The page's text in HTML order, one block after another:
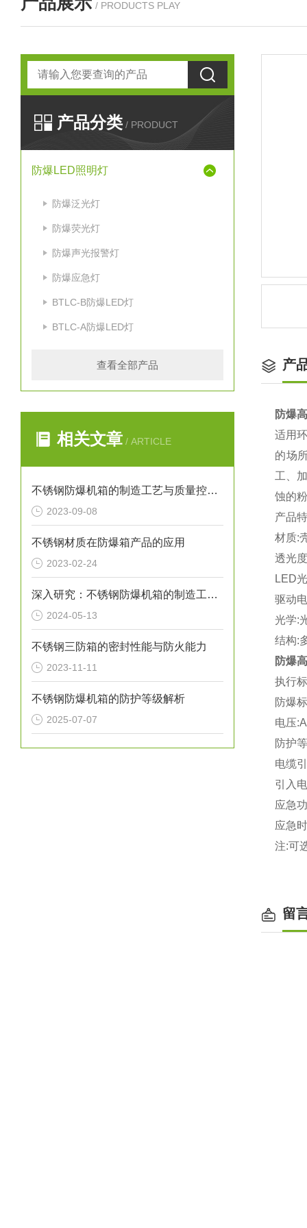
/ PRODUCTS PLAY
产品分类 / PRODUCT
防爆LED照明灯
防爆泛光灯
防爆荧光灯
防爆声光报警灯
防爆应急灯
BTLC-B防爆LED灯
BTLC-A防爆LED灯
查看全部产品
相关文章 / ARTICLE
不锈钢防爆机箱的制造工艺与质量控制要点
2023-09-08
不锈钢材质在防爆箱产品的应用
2023-02-24
深入研究：不锈钢防爆机箱的制造工艺与材料选择
2024-05-13
不锈钢三防箱的密封性能与防火能力
2023-11-11
不锈钢防爆机箱的防护等级解析
2025-07-07
产
防爆
适用
的场
工、
蚀的
产品
材质:
透光
LED
驱动
光学:
结构:
防爆
执行
防爆
电压
防护
电缆
引入
应急
应急
注:可
留